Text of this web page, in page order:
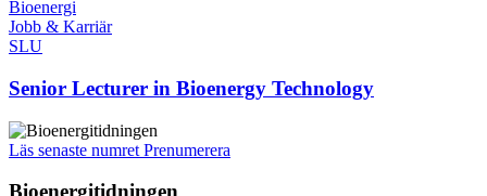
Bioenergi
Jobb & Karriär
SLU
Senior Lecturer in Bioenergy Technology
Läs senaste numret Prenumerera